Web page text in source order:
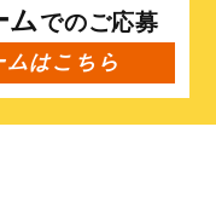
ムでのご応募
はこちら